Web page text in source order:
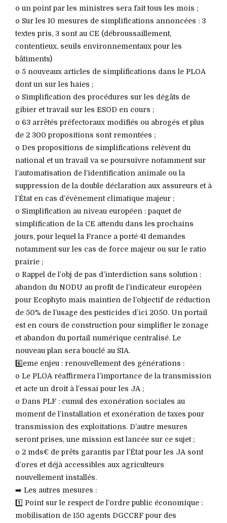
o un point par les ministres sera fait tous les mois ;
o Sur les 10 mesures de simplifications annoncées : 3
textes pris, 3 sont au CE (débroussaillement,
contentieux, seuils environnementaux pour les
bâtiments)
o 5 nouveaux articles de simplifications dans le PLOA
dont un sur les haies ;
o Simplification des procédures sur les dégâts de
gibier et travail sur les ESOD en cours ;
o 63 arrêtés préfectoraux modifiés ou abrogés et plus
de 2 300 propositions sont remontées ;
o Des propositions de simplifications relèvent du
national et un travail va se poursuivre notamment sur
l’automatisation de l’identification animale ou la
suppression de la double déclaration aux assureurs et à
l’État en cas d’évènement climatique majeur ;
o Simplification au niveau européen : paquet de
simplification de la CE attendu dans les prochains
jours, pour lequel la France a porté 41 demandes
notamment sur les cas de force majeur ou sur le ratio
prairie ;
o Rappel de l’obj de pas d’interdiction sans solution :
abandon du NODU au profit de l’indicateur européen
pour Ecophyto mais maintien de l’objectif de réduction
de 50% de l’usage des pesticides d’ici 2050. Un portail
est en cours de construction pour simplifier le zonage
et abandon du portail numérique centralisé. Le
nouveau plan sera bouclé au SIA.
6️⃣eme enjeu : renouvellement des générations :
o Le PLOA réaffirmera l’importance de la transmission
et acte un droit à l’essai pour les JA ;
o Dans PLF : cumul des exonération sociales au
moment de l’installation et exonération de taxes pour
transmission des exploitations. D’autre mesures
seront prises, une mission est lancée sur ce sujet ;
o 2 mds€ de prêts garantis par l’État pour les JA sont
d’ores et déjà accessibles aux agriculteurs
nouvellement installés.
➡️ Les autres mesures :
1️⃣ Point sur le respect de l’ordre public économique :
mobilisation de 150 agents DGCCRF pour des